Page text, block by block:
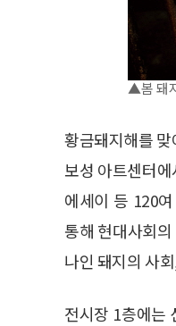
▲봄 돼
황금돼지해를 맞
보성 아트센터
에세이 등 120
통해 현대사회
나인 돼지의 사
전시장 1층에는